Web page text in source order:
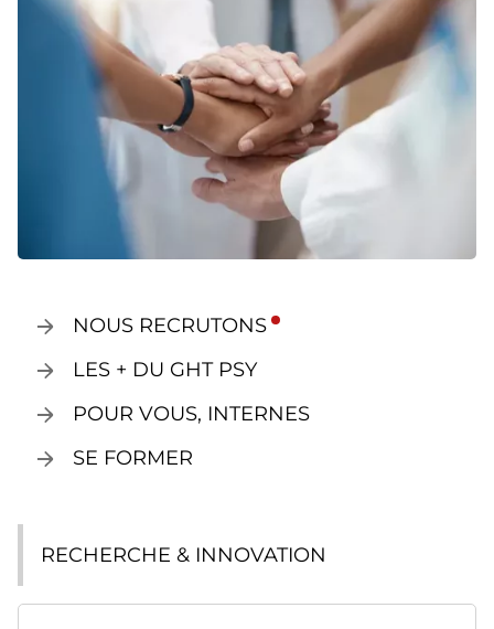
NOUS RECRUTONS
LES + DU GHT PSY
POUR VOUS, INTERNES
SE FORMER
RECHERCHE & INNOVATION